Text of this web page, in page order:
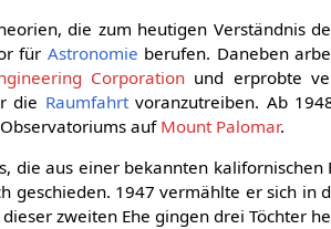
die zum heutigen Verständnis
für Astronomie berufen. Daneben
Corporation und erprobte
die Raumfahrtvoranzutreiben. Ab
aufMount Palomar.
die aus einer bekannten kalifornischen
geschieden. 1947 vermählte er sich in
zweiten Ehe gingen drei Töchter